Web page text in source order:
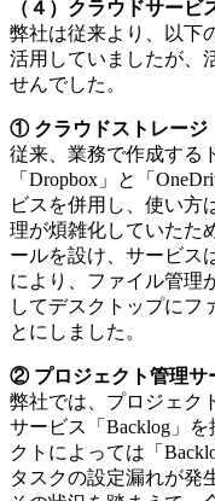
（４）クラウドサービ
弊社は従来より、以下
活用していましたが、
せんでした。
① クラウドストレージ
従来、業務で作成する
「Dropbox」と「
ビスを併用し、使い方
理が煩雑化していたた
ールを設け、サービス
により、ファイル管理
してデスクトップにフ
とにしました。
② プロジェクト管理サ
弊社では、プロジェク
サービス「Backlog」
クトによっては「
タスクの設定漏れが発